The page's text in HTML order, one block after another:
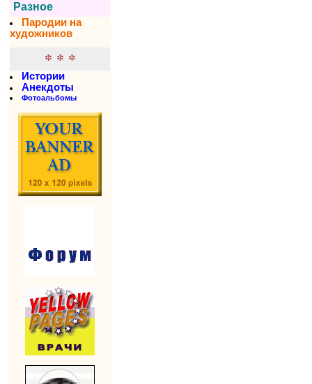
Разное
Пародии на
художников
* * *
Истории
Анекдоты
Фотоальбомы